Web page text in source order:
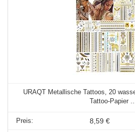
URAQT Metallische Tattoos, 20
Tattoo-Papier
8,59 €